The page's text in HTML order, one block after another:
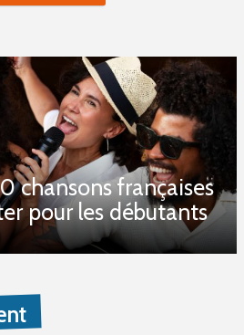
chansons françaises
pour les débutants